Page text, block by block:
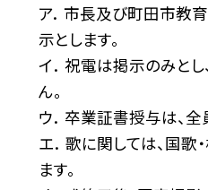
ア． 市長及び町田市教
示とします。
イ． 祝電は掲示のみと
ん。
ウ． 卒業証書授与は、全
エ． 歌に関しては、国歌
ます。